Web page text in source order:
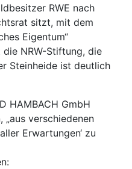
RWE nach
sitzt, mit dem
Eigentum“
NRW-Stiftung, die
Steinheide ist deutlich
HAMBACH GmbH
verschiedenen
Erwartungen‘ zu